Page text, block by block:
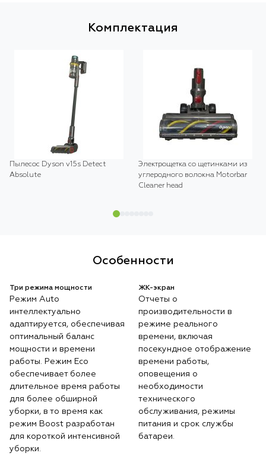
Комплектация
Пылесос Dyson v15s Detect
Absolute
Электрощетка со щетинками из
углеродного волокна Motorbar
Cleaner head
Особенности
Три режима мощности
Режим Auto
интеллектуально
адаптируется, обеспечивая
оптимальный баланс
мощности и времени
работы. Режим Eco
обеспечивает более
длительное время работы
для более обширной
уборки, в то время как
режим Boost разработан
для короткой интенсивной
уборки.
ЖК-экран
Отчеты о
производительности в
режиме реального
времени, включая
посекундное отображение
времени работы,
оповещения о
необходимости
технического
обслуживания, режимы
питания и срок службы
батареи.